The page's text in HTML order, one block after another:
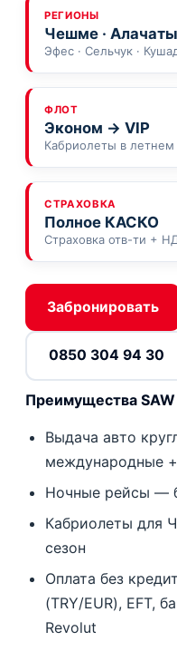
РЕГИОНЫ
Чешме · Алачаты
Эфес · Сельчук ·
ФЛОТ
Эконом → VIP
Кабриолеты в летнем
СТРАХОВКА
Полное КАСКО
Страховка отв-ти +
Забронировать
0850 304 94 30
Преимущества
Выдача авто
международные
Ночные рейсы —
Кабриолеты для
сезон
Оплата без
(TRY/EUR), EFT,
Revolut